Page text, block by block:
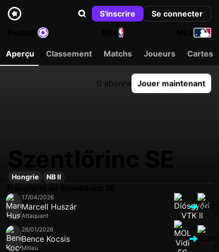
S'inscrire
Se connecter
NBA
Aperçu Classement Matchs Joueurs Cartes
0 abonné Jouer maintenant
Hongrie NB II
17/04/2026
Marcell Huszár
Attaquant
26/01/2026
Bence Kocsis
Milieu